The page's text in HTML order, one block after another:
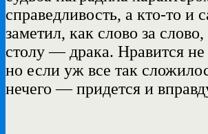
справедливость, а кто-то и
заметил, как слово за
столу — драка. Нравится
но если уж все так
нечего — придется и